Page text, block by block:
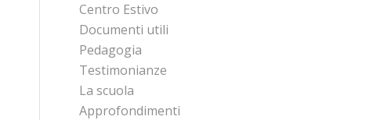
Centro Estivo
Documenti utili
Pedagogia
Testimonianze
La scuola
Approfondimenti